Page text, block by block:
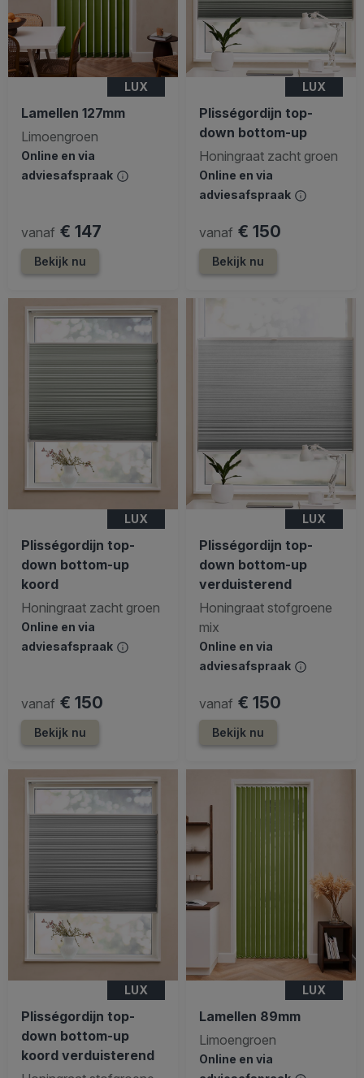
LUX
Lamellen 127mm
Limoengroen
Online en via
adviesafspraak
vanaf € 147
Bekijk nu
LUX
Plisségordijn top-
down bottom-up
Honingraat zacht groen
Online en via
adviesafspraak
vanaf € 150
Bekijk nu
LUX
Plisségordijn top-
down bottom-up
koord
Honingraat zacht groen
Online en via
adviesafspraak
vanaf € 150
Bekijk nu
LUX
Plisségordijn top-
down bottom-up
verduisterend
Honingraat stofgroene
mix
Online en via
adviesafspraak
vanaf € 150
Bekijk nu
LUX
Plisségordijn top-
down bottom-up
koord verduisterend
LUX
Lamellen 89mm
Limoengroen
Online en via